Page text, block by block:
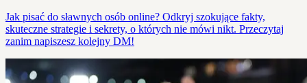
Jak pisać do sławnych osób online? Odkryj szokujące fakty,
skuteczne strategie i sekrety, o których nie mówi nikt. Przeczytaj
zanim napiszesz kolejny DM!